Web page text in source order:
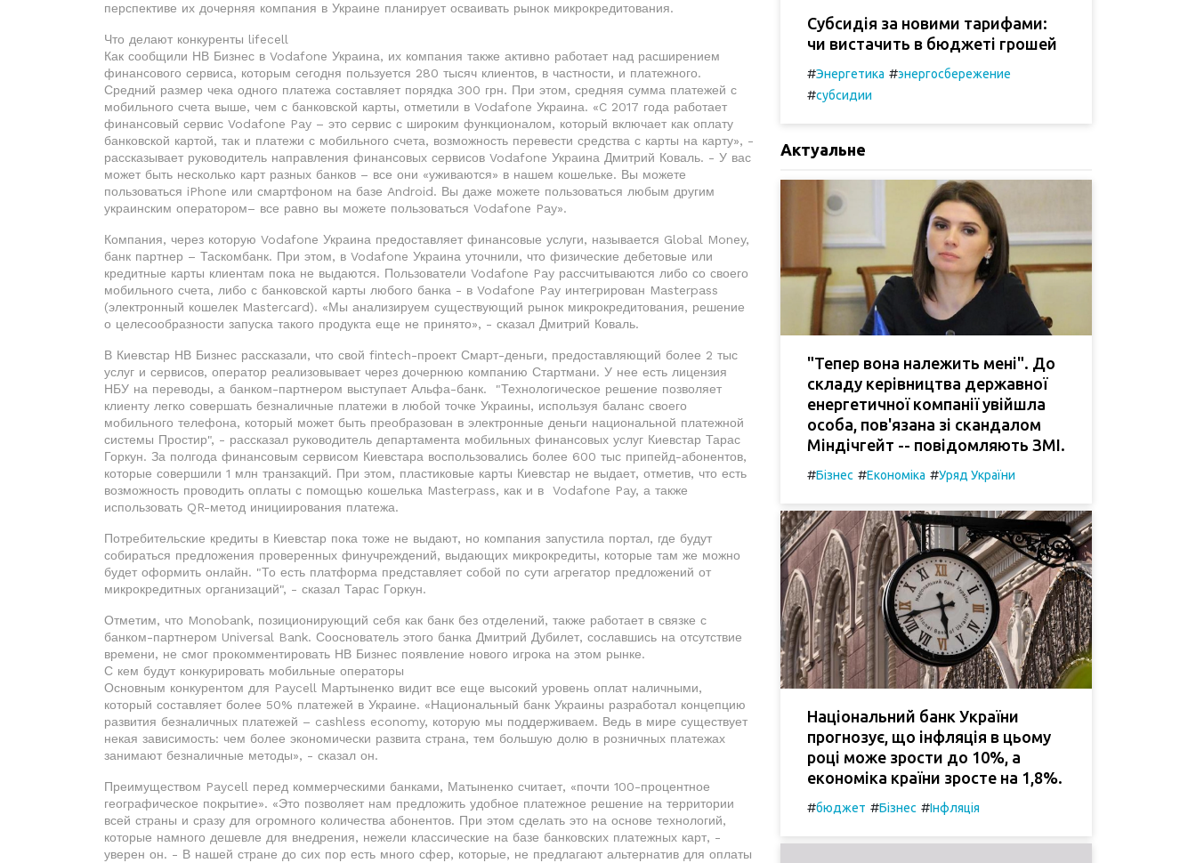
перспективе их дочерняя компания в Украине планирует осваивать рынок микрокредитования.
Что делают конкуренты lifecell
Как сообщили НВ Бизнес в Vodafone Украина, их компания также активно работает над расширением
финансового сервиса, которым сегодня пользуется 280 тысяч клиентов, в частности, и платежного.
Средний размер чека одного платежа составляет порядка 300 грн. При этом, средняя сумма платежей с
мобильного счета выше, чем с банковской карты, отметили в Vodafone Украина. «C 2017 года работает
финансовый сервис Vodafone Pay – это сервис с широким функционалом, который включает как оплату
банковской картой, так и платежи с мобильного счета, возможность перевести средства с карты на карту», -
рассказывает руководитель направления финансовых сервисов Vodafone Украина Дмитрий Коваль. - У вас
может быть несколько карт разных банков – все они «уживаются» в нашем кошельке. Вы можете
пользоваться iPhone или смартфоном на базе Android. Вы даже можете пользоваться любым другим
украинским оператором– все равно вы можете пользоваться Vodafone Pay».
Компания, через которую Vodafone Украина предоставляет финансовые услуги, называется Global Money,
банк партнер – Таскомбанк. При этом, в Vodafone Украина уточнили, что физические дебетовые или
кредитные карты клиентам пока не выдаются. Пользователи Vodafone Pay рассчитываются либо со своего
мобильного счета, либо с банковской карты любого банка - в Vodafone Pay интегрирован Masterpass
(электронный кошелек Mastercard). «Мы анализируем существующий рынок микрокредитования, решение
о целесообразности запуска такого продукта еще не принято», - сказал Дмитрий Коваль.
В Киевстар НВ Бизнес рассказали, что свой fintech-проект Смарт-деньги, предоставляющий более 2 тыс
услуг и сервисов, оператор реализовывает через дочернюю компанию Стартмани. У нее есть лицензия
НБУ на переводы, а банком-партнером выступает Альфа-банк. "Технологическое решение позволяет
клиенту легко совершать безналичные платежи в любой точке Украины, используя баланс своего
мобильного телефона, который может быть преобразован в электронные деньги национальной платежной
системы Простир", - рассказал руководитель департамента мобильных финансовых услуг Киевстар Тарас
Горкун. За полгода финансовым сервисом Киевстара воспользовались более 600 тыс припейд-абонентов,
которые совершили 1 млн транзакций. При этом, пластиковые карты Киевстар не выдает, отметив, что есть
возможность проводить оплаты с помощью кошелька Masterpass, как и в Vodafone Pay, а также
использовать QR-метод инициирования платежа.
Потребительские кредиты в Киевстар пока тоже не выдают, но компания запустила портал, где будут
собираться предложения проверенных финучреждений, выдающих микрокредиты, которые там же можно
будет оформить онлайн. "То есть платформа представляет собой по сути агрегатор предложений от
микрокредитных организаций", - сказал Тарас Горкун.
Отметим, что Monobank, позиционирующий себя как банк без отделений, также работает в связке с
банком-партнером Universal Bank. Сооснователь этого банка Дмитрий Дубилет, сославшись на отсутствие
времени, не смог прокомментировать НВ Бизнес появление нового игрока на этом рынке.
С кем будут конкурировать мобильные операторы
Основным конкурентом для Paycell Мартыненко видит все еще высокий уровень оплат наличными,
который составляет более 50% платежей в Украине. «Национальный банк Украины разработал концепцию
развития безналичных платежей – cashless economy, которую мы поддерживаем. Ведь в мире существует
некая зависимость: чем более экономически развита страна, тем большую долю в розничных платежах
занимают безналичные методы», - сказал он.
Преимуществом Paycell перед коммерческими банками, Матыненко считает, «почти 100-процентное
географическое покрытие». «Это позволяет нам предложить удобное платежное решение на территории
всей страны и сразу для огромного количества абонентов. При этом сделать это на основе технологий,
которые намного дешевле для внедрения, нежели классические на базе банковских платежных карт, -
уверен он. - В нашей стране до сих пор есть много сфер, которые, не предлагают альтернатив для оплаты
Субсидія за новими тарифами:
чи вистачить в бюджеті грошей
#Энергетика #энергосбережение
#субсидии
Актуальне
"Тепер вона належить мені". До
складу керівництва державної
енергетичної компанії увійшла
особа, пов'язана зі скандалом
Міндічгейт -- повідомляють ЗМІ.
#Бізнес #Економіка #Уряд України
Національний банк України
прогнозує, що інфляція в цьому
році може зрости до 10%, а
економіка країни зросте на 1,8%.
#бюджет #Бізнес #Інфляція